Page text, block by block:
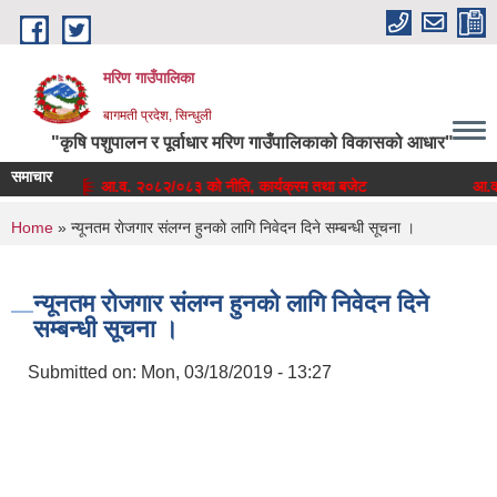
Skip to main content
मरिण गाउँपालिका
बागमती प्रदेश, सिन्धुली
"कृषि पशुपालन र पूर्वाधार मरिण गाउँपालिकाको विकासको आधार"
समाचार
आ.व. २०८२/०८३ को नीति, कार्यक्रम तथा बजेट
You are here
Home » न्यूनतम राेजगार संलग्न हुनकाे लागि निवेदन दिने सम्बन्धी सूचना ।
न्यूनतम राेजगार संलग्न हुनकाे लागि निवेदन दिने
सम्बन्धी सूचना ।
Submitted on: Mon, 03/18/2019 - 13:27